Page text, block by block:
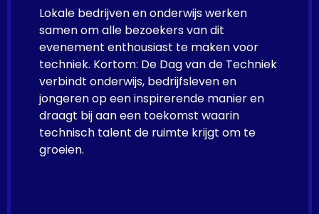
Lokale bedrijven en onderwijs werken
samen om alle bezoekers van dit
evenement enthousiast te maken voor
techniek. Kortom: De Dag van de Techniek
verbindt onderwijs, bedrijfsleven en
jongeren op een inspirerende manier en
draagt bij aan een toekomst waarin
technisch talent de ruimte krijgt om te
groeien.